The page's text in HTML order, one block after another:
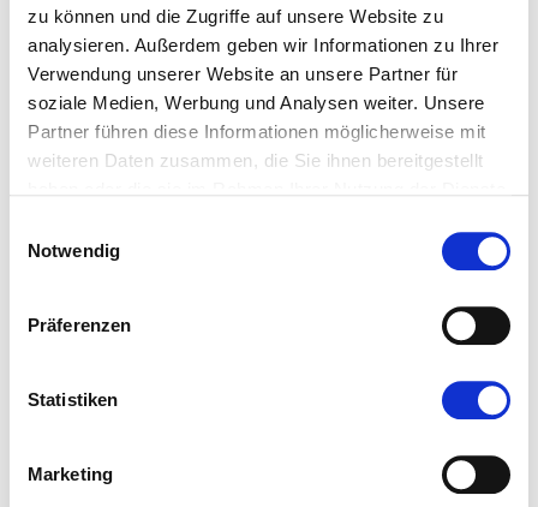
zu können und die Zugriffe auf unsere Website zu
analysieren. Außerdem geben wir Informationen zu Ihrer
Verwendung unserer Website an unsere Partner für
soziale Medien, Werbung und Analysen weiter. Unsere
Partner führen diese Informationen möglicherweise mit
weiteren Daten zusammen, die Sie ihnen bereitgestellt
Notwendig
Präferenzen
Statistiken
Marketing
Erstellt: 4. Juli 2026, 14:12 Uhr